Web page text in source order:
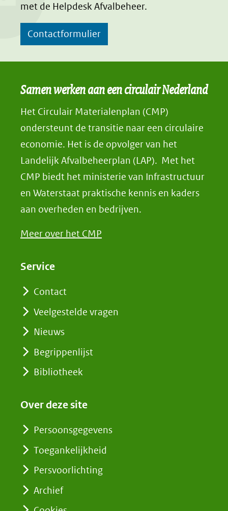
met de Helpdesk Afvalbeheer.
Contactformulier
Samen werken aan een circulair Nederland
Het Circulair Materialenplan (CMP)
ondersteunt de transitie naar een circulaire
economie. Het is de opvolger van het
Landelijk Afvalbeheerplan (LAP). Met het
CMP biedt het ministerie van Infrastructuur
en Waterstaat praktische kennis en kaders
aan overheden en bedrijven.
Meer over het CMP
Service
Contact
Veelgestelde vragen
Nieuws
Begrippenlijst
Bibliotheek
Over deze site
Persoonsgegevens
Toegankelijkheid
Persvoorlichting
Archief